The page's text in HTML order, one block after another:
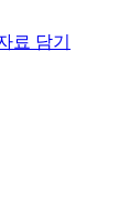
료 담기